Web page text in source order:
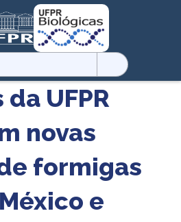
UFPR
novas
formigas
e